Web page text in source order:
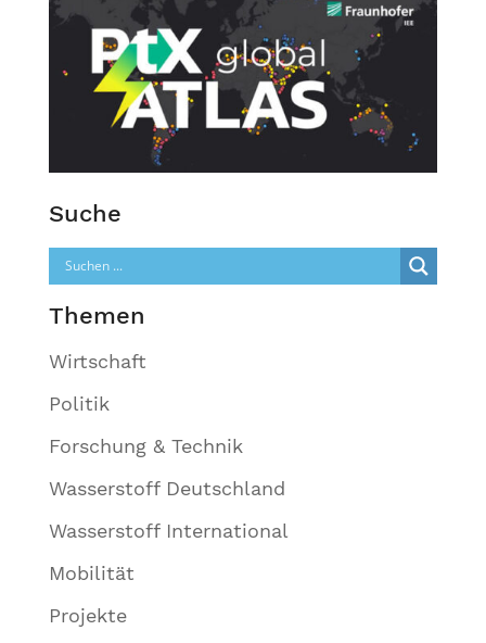
Suche
Themen
Wirtschaft
Politik
Forschung & Technik
Wasserstoff Deutschland
Wasserstoff International
Mobilität
Projekte